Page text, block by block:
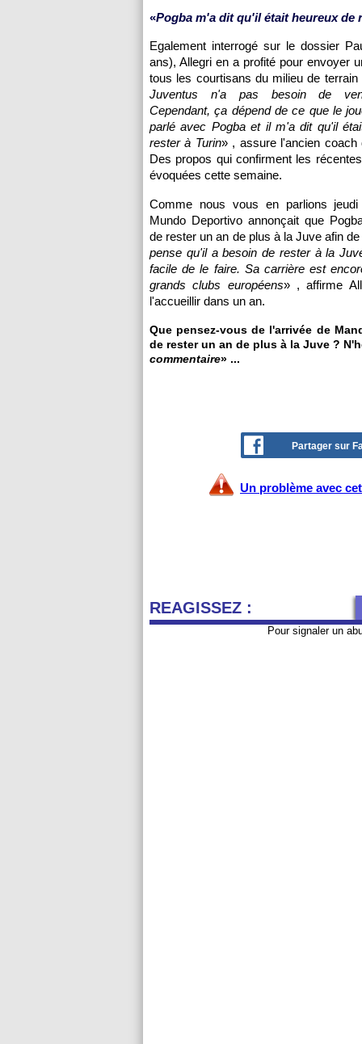
«Pogba m'a dit qu'il était heureux de
Egalement interrogé sur le dossier
ans), Allegri en a profité pour envoyer
tous les courtisans du milieu de terrain
Juventus n'a pas besoin de
Cependant, ça dépend de ce que le
parlé avec Pogba et il m'a dit qu'il
rester à Turin» , assure l'ancien coach
Des propos qui confirment les
évoquées cette semaine.
Comme nous vous en parlions
Mundo Deportivo annonçait que
de rester un an de plus à la Juve afin
pense qu'il a besoin de rester à la
facile de le faire. Sa carrière est
grands clubs européens» , affirme
l'accueillir dans un an.
Que pensez-vous de l'arrivée de
de rester un an de plus à la Juve ?
commentaire» ...
Partager sur
Un problème avec
REAGISSEZ :
Pour signaler un